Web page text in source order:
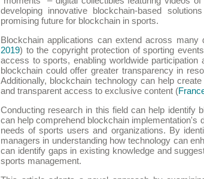
developing innovative blockchain-based
promising future for blockchain in sports.
Blockchain applications can extend across
2019) to the copyright protection of sporting
access to sports, enabling worldwide participation
blockchain could offer greater transparency in
Additionally, blockchain technology can help
and transparent access to exclusive content (
Conducting research in this field can help identify
can help comprehend blockchain implementation's
needs of sports users and organizations. By
managers in understanding how technology can
can identify gaps in existing knowledge and
sports management.